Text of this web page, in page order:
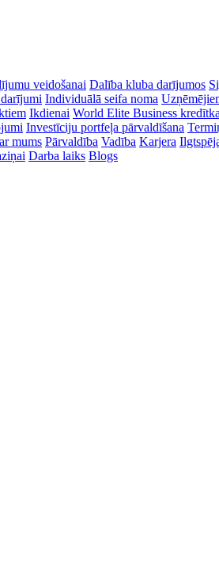
veidošanai Dalība kluba darījumos
Individuālā seifa noma
Ikdienai World Elite Business
Investīciju portfeļa pārvaldīšana
mums Pārvaldība Vadība Karjera
Darba laiks Blogs